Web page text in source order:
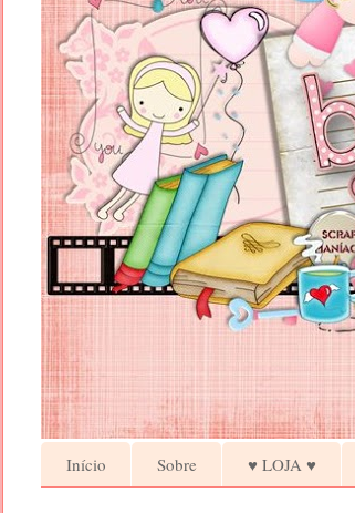
Início Sobre ♥ LOJA ♥